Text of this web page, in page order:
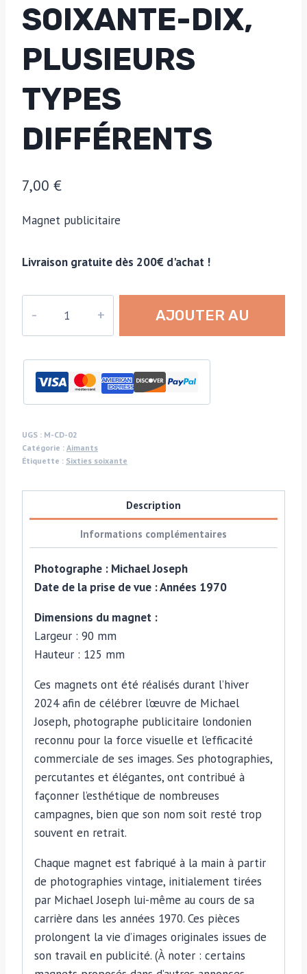
SOIXANTE-DIX,
PLUSIEURS
TYPES
DIFFÉRENTS
7,00 €
Magnet publicitaire
Livraison gratuite dès 200€ d'achat !
Magnet
publicitaire
vintage
boisson
mélange
d’annonces
années
soixante-
dix,
plusieurs
différents
AJOUTER AU
PANIER
UGS : M-CD-02
Catégorie : Aimants
Étiquette : Sixties soixante
Description
Informations complémentaires
Photographe : Michael Joseph
Date de la prise de vue : Années 1970
Dimensions du magnet :
Largeur : 90 mm
Hauteur : 125 mm
Ces magnets ont été réalisés durant l’hiver
2024 afin de célébrer l’œuvre de Michael
Joseph, photographe publicitaire londonien
reconnu pour la force visuelle et l’efficacité
commerciale de ses images. Ses photographies,
percutantes et élégantes, ont contribué à
façonner l’esthétique de nombreuses
campagnes, bien que son nom soit resté trop
souvent en retrait.
Chaque magnet est fabriqué à la main à partir
de photographies vintage, initialement tirées
par Michael Joseph lui-même au cours de sa
carrière dans les années 1970. Ces pièces
prolongent la vie d’images originales issues de
son travail en publicité. (À noter : certains